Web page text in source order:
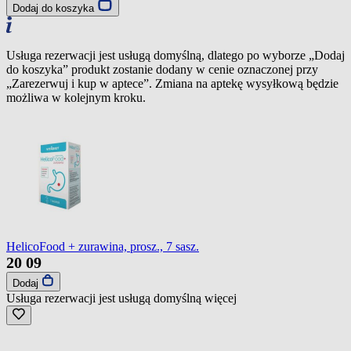
Dodaj do koszyka
Usługa rezerwacji jest usługą domyślną, dlatego po wyborze „Dodaj
do koszyka” produkt zostanie dodany w cenie oznaczonej przy
„Zarezerwuj i kup w aptece”. Zmiana na aptekę wysyłkową będzie
możliwa w kolejnym kroku.
HelicoFood + zurawina, prosz., 7 sasz.
20 09
Dodaj
Usługa rezerwacji jest usługą domyślną więcej